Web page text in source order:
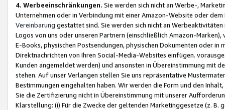
4. Werbeeinschränkungen. Sie werden sich nicht an Werbe-,
Unternehmen oder in Verbindung mit einer Amazon-Website oder
Vereinbarung gestattet sind. Sie werden sich nicht an
Logos von uns oder unseren Partnern (einschließlich Amazon-
E-Books, physischen Postsendungen, physischen Dokumenten oder in
Direktnachrichten von Ihren Social-Media-Websites einfügen.
Kunden angemeldet werden) und ansonsten in Übereinstimmung mit
stehen. Auf unser Verlangen stellen Sie uns repräsentative
Bestimmungen eingehalten haben. Wir werden die Form und den
Sie die Zertifizierung nicht in Übereinstimmung mit unserer
Klarstellung: (i) Für die Zwecke der geltenden Marketinggesetze (z. B.